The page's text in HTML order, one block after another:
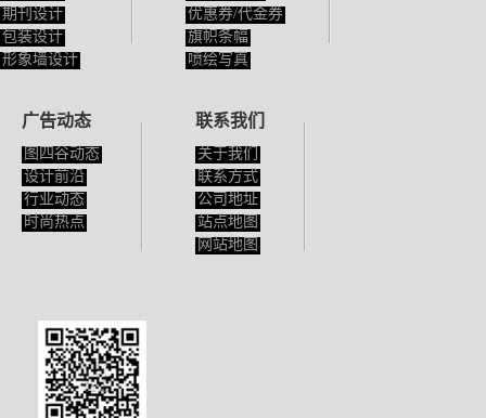
期刊设计
包装设计
形象墙设计
优惠券/代金券
旗帜条幅
喷绘写真
广告动态
图四谷动态
设计前沿
行业动态
时尚热点
联系我们
关于我们
联系方式
公司地址
站点地图
网站地图